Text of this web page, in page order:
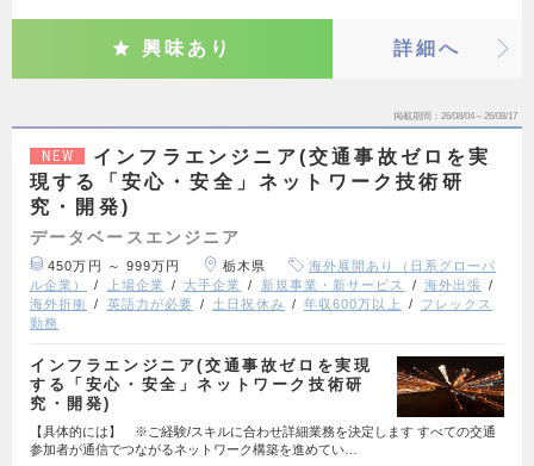
興味あり 詳細へ
掲載期間 26/08/04～26/08/17
NEW
インフラエンジニア(交通事故ゼロを実
現する「安心・安全」ネットワーク技術研
究・開発)
データベースエンジニア
450万円 ～ 999万円 栃木県
海外展開あり（日系グローバ
ル企業）
上場企業 大手企業 新規事業・新サービス
海外出張
海外折衝
英語力が必要 土日祝休み 年収600万以上
フレックス
勤務
インフラエンジニア(交通事故ゼロを実現
する「安心・安全」ネットワーク技術研
究・開発)
【具体的には】 ※ご経験/スキルに合わせ詳細業務を決定します すべての交通
参加者が通信でつながるネットワーク構築を進めてい…